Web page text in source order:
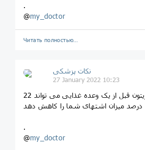
.
@my_doctor
Читать полностью…
نکات پزشکی
27 January 2022 10:23
خوردن 10 عدد زيتون قبل از يک وعده غذايی می تواند 22
درصد ميزان اشتهای شما را كاهش دهد
.
@my_doctor